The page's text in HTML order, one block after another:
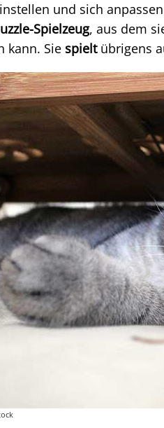
und sich
Spielzeug, aus dem
kann. Sie spieltübrigens